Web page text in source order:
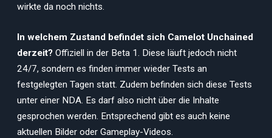
wirkte da noch nichts.
In welchem Zustand befindet sich Camelot Unchained
derzeit? Offiziell in der Beta 1. Diese läuft jedoch nicht
24/7, sondern es finden immer wieder Tests an
festgelegten Tagen statt. Zudem befinden sich diese Tests
unter einer NDA. Es darf also nicht über die Inhalte
gesprochen werden. Entsprechend gibt es auch keine
aktuellen Bilder oder Gameplay-Videos.